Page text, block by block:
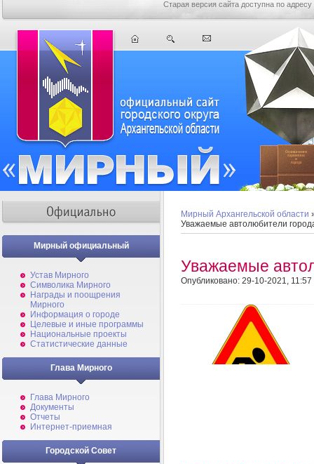
Старая версия сайта доступна по адресу
Мирный официальный
Устав Мирного
Символика Мирного
Награды и поощрения
Мирного
Информация о городе
Целевые и иные программы
Национальные проекты
Статистические данные
Глава Мирного
Глава Мирного
Документы
Отчеты
Интернет-приемная
Городской Совет
Мирный Архангельской области
Уважаемые автолюбители
Уважаемые
Опубликовано: 29-10-2021, 11:57